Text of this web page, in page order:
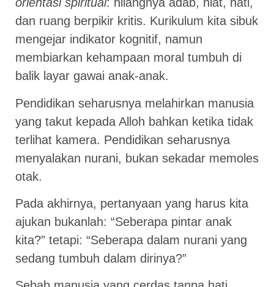
dan ruang berpikir kritis. Kurikulum kita sibuk
mengejar indikator kognitif, namun
membiarkan kehampaan moral tumbuh di
balik layar gawai anak-anak.
Pendidikan seharusnya melahirkan manusia
yang takut kepada Alloh bahkan ketika tidak
terlihat kamera. Pendidikan seharusnya
menyalakan nurani, bukan sekadar memoles
otak.
Pada akhirnya, pertanyaan yang harus kita
ajukan bukanlah: “Seberapa pintar anak
kita?” tetapi: “Seberapa dalam nurani yang
sedang tumbuh dalam dirinya?”